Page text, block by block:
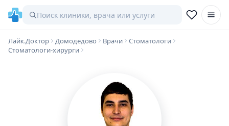
Лайк.Доктор Домодедово Врачи
Стоматологи
Стоматологи-хирурги